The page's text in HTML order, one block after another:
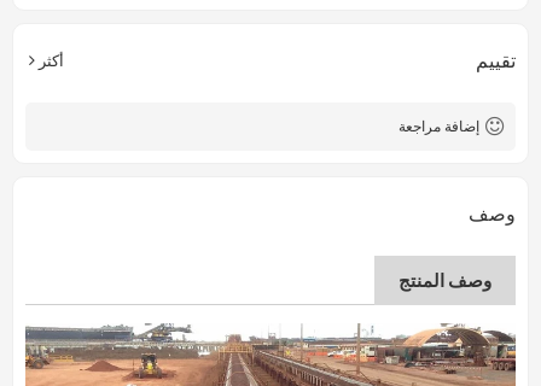
تقييم أكثر
إضافة مراجعة
وصف
وصف المنتج